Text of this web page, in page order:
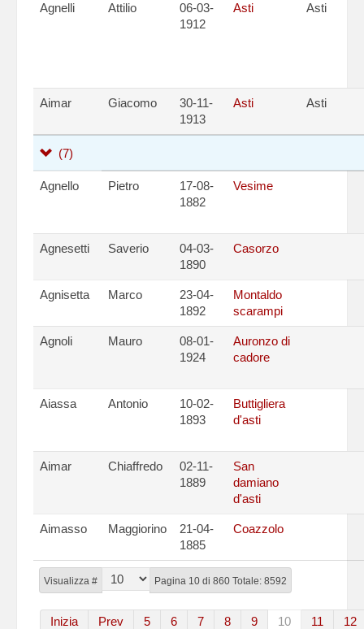
Visualizza # Pagina 10 di 860 Totale: 8592
Inizia Prev 5 6 7 8 9 10 11 12
Agnelli Attilio
06-03-
1912
Asti Asti
Aimar Giacomo
30-11-
1913
Asti Asti
(7)
Agnello Pietro
17-08-
1882
Vesime
Agnesetti Saverio
04-03-
1890
Casorzo
Agnisetta Marco
23-04-
1892
Montaldo
scarampi
Agnoli Mauro
08-01-
1924
Auronzo di
cadore
Aiassa Antonio
10-02-
1893
Buttigliera
d'asti
Aimar Chiaffredo
02-11-
1889
San
damiano
d'asti
Aimasso Maggiorino
21-04-
1885
Coazzolo